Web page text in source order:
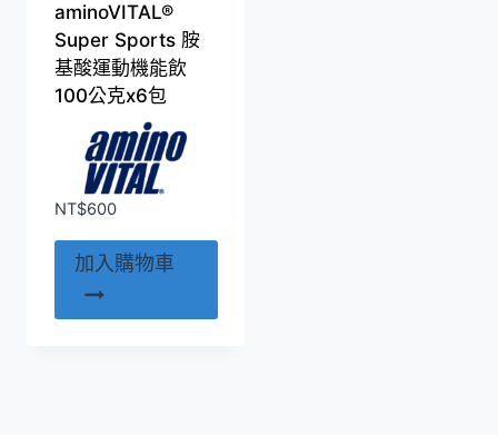
aminoVITAL®
Super Sports 胺
基酸運動機能飲
100公克x6包
NT$600
加入購物車